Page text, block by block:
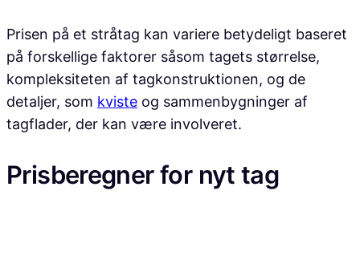
Prisen på et stråtag kan variere betydeligt baseret
på forskellige faktorer såsom tagets størrelse,
kompleksiteten af tagkonstruktionen, og de
detaljer, som kviste og sammenbygninger af
tagflader, der kan være involveret.
Prisberegner for nyt tag